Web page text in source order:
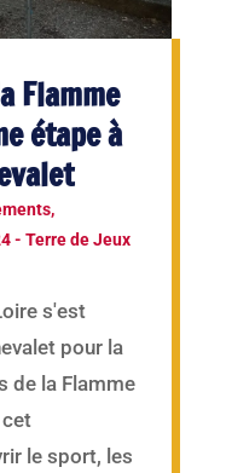
Flamme
étape à
,
- Terre de Jeux
s'est
pour la
de la Flamme
le sport, les